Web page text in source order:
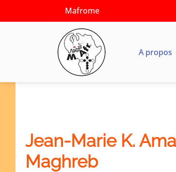
Mafrome
A propos
Jean-Marie K.
Maghreb